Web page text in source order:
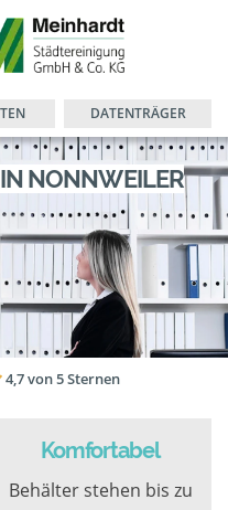
DATENTRÄGER
NONNWEILER
4,7 von 5 Sternen
Komfortabel
Behälter stehen bis zu